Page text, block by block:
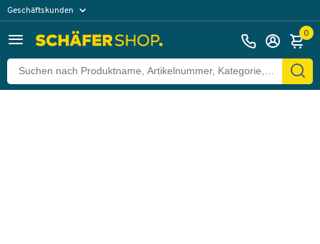
Geschäftskunden
0
Zurück